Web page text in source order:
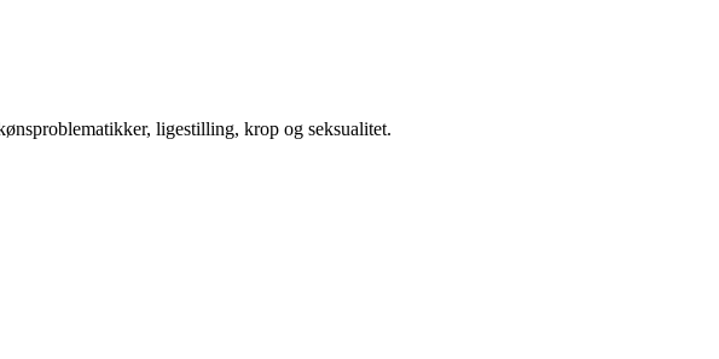
ligestilling, krop og seksualitet.